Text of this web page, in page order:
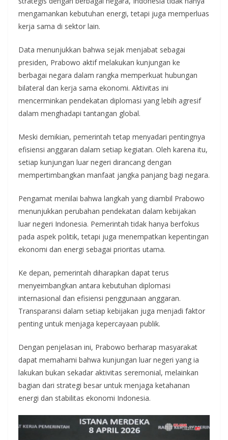
mengamankan kebutuhan energi, tetapi juga memperluas
kerja sama di sektor lain.
Data menunjukkan bahwa sejak menjabat sebagai
presiden, Prabowo aktif melakukan kunjungan ke
berbagai negara dalam rangka memperkuat hubungan
bilateral dan kerja sama ekonomi. Aktivitas ini
mencerminkan pendekatan diplomasi yang lebih agresif
dalam menghadapi tantangan global.
Meski demikian, pemerintah tetap menyadari pentingnya
efisiensi anggaran dalam setiap kegiatan. Oleh karena itu,
setiap kunjungan luar negeri dirancang dengan
mempertimbangkan manfaat jangka panjang bagi negara.
Pengamat menilai bahwa langkah yang diambil Prabowo
menunjukkan perubahan pendekatan dalam kebijakan
luar negeri Indonesia. Pemerintah tidak hanya berfokus
pada aspek politik, tetapi juga menempatkan kepentingan
ekonomi dan energi sebagai prioritas utama.
Ke depan, pemerintah diharapkan dapat terus
menyeimbangkan antara kebutuhan diplomasi
internasional dan efisiensi penggunaan anggaran.
Transparansi dalam setiap kebijakan juga menjadi faktor
penting untuk menjaga kepercayaan publik.
Dengan penjelasan ini, Prabowo berharap masyarakat
dapat memahami bahwa kunjungan luar negeri yang ia
lakukan bukan sekadar aktivitas seremonial, melainkan
bagian dari strategi besar untuk menjaga ketahanan
energi dan stabilitas ekonomi Indonesia.